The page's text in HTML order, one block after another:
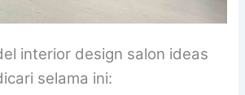
interior design salon ideas
selama ini: